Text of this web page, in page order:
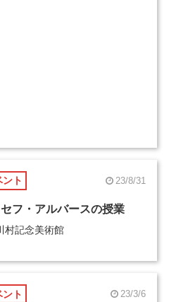
ント 23/8/31
フ・アルバースの授業
村記念美術館
ント 23/3/6